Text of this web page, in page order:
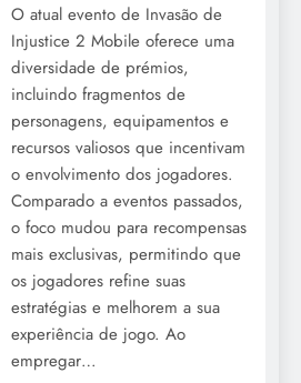
O atual evento de Invasão de
Injustice 2 Mobile oferece uma
diversidade de prémios,
incluindo fragmentos de
personagens, equipamentos e
recursos valiosos que incentivam
o envolvimento dos jogadores.
Comparado a eventos passados,
o foco mudou para recompensas
mais exclusivas, permitindo que
os jogadores refine suas
estratégias e melhorem a sua
experiência de jogo. Ao
empregar…